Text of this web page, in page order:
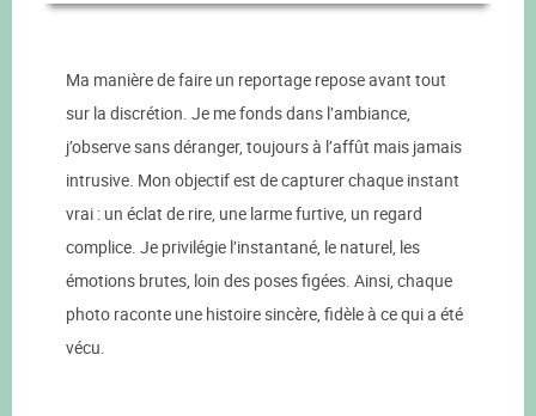
Ma manière de faire un reportage repose avant tout
sur la discrétion. Je me fonds dans l’ambiance,
j’observe sans déranger, toujours à l’affût mais jamais
intrusive. Mon objectif est de capturer chaque instant
vrai : un éclat de rire, une larme furtive, un regard
complice. Je privilégie l’instantané, le naturel, les
émotions brutes, loin des poses figées. Ainsi, chaque
photo raconte une histoire sincère, fidèle à ce qui a été
vécu.